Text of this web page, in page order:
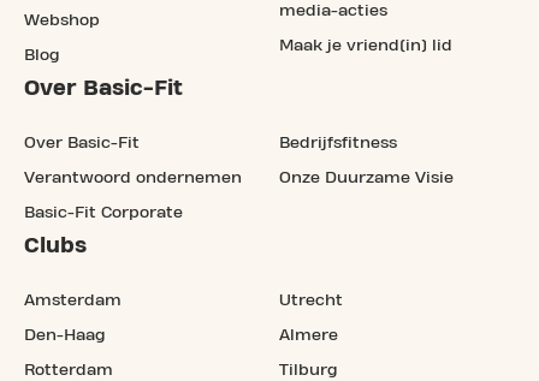
Webshop
Blog
media-acties
Maak je vriend(in) lid
Over Basic-Fit
Over Basic-Fit
Verantwoord ondernemen
Basic-Fit Corporate
Bedrijfsfitness
Onze Duurzame Visie
Clubs
Amsterdam
Den-Haag
Rotterdam
Utrecht
Almere
Tilburg